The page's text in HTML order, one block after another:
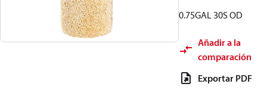
0.75GAL 30S OD
Añadir a la
comparación
Exportar PDF